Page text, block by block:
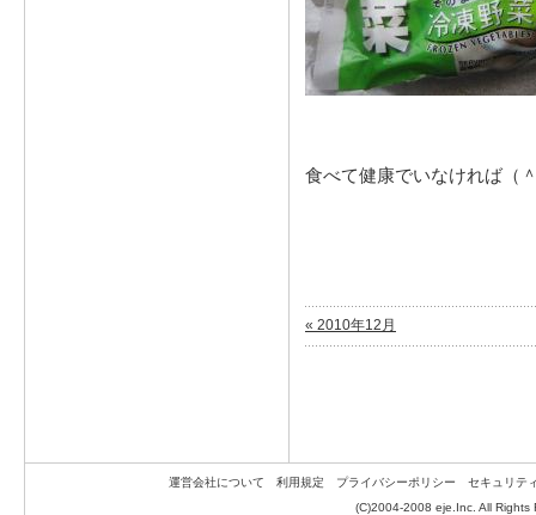
食べて健康でいなければ（
« 2010年12月
運営会社について 利用規定 プライバシーポリシー
セキュリテ
(C)2004-2008 eje.Inc. All Rights